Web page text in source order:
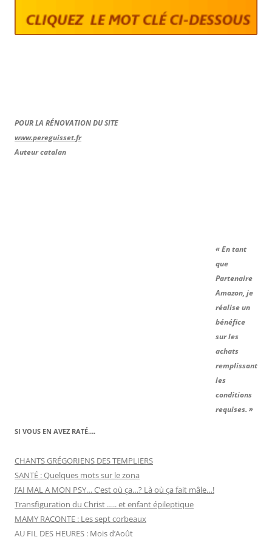
POUR LA RÉNOVATION DU SITE
www.pereguisset.fr
Auteur catalan
« En tant
que
Partenaire
Amazon, je
réalise un
bénéfice
sur les
achats
remplissant
les
conditions
requises. »
SI VOUS EN AVEZ RATÉ….
CHANTS GRÉGORIENS DES TEMPLIERS
SANTÉ : Quelques mots sur le zona
J’AI MAL A MON PSY… C’est où ça…? Là où ça fait mâle…!
Transfiguration du Christ ….. et enfant épileptique
MAMY RACONTE : Les sept corbeaux
AU FIL DES HEURES : Mois d’Août